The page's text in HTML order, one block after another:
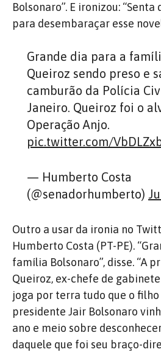
Bolsonaro”. E ironizou:
para desembaraçar esse
Grande dia para a
Queiroz sendo preso e
camburão da Polícia
Janeiro. Queiroz foi o
Operação Anjo.
pic.twitter.com/
— Humberto Costa
(@senadorhumberto)
Outro a usar da ironia no
Humberto Costa (PT-PE).
família Bolsonaro”, disse. “A
Queiroz, ex-chefe de
joga por terra tudo que o
presidente Jair Bolsonaro
ano e meio sobre
daquele que foi seu braço-